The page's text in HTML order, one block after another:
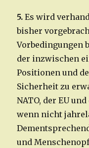
5. Es wird
bisher
Vorbedingungen
der inzwischen
Positionen und
Sicherheit zu
NATO, der EU
wenn nicht
und